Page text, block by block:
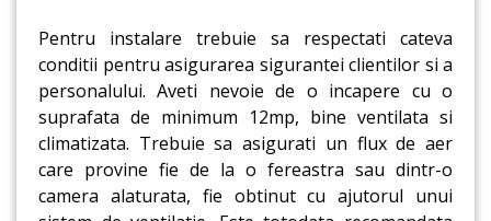
Pentru instalare trebuie sa respectati cateva
conditii pentru asigurarea sigurantei clientilor si a
personalului. Aveti nevoie de o incapere cu o
suprafata de minimum 12mp, bine ventilata si
climatizata. Trebuie sa asigurati un flux de aer
care provine fie de la o fereastra sau dintr-o
camera alaturata, fie obtinut cu ajutorul unui